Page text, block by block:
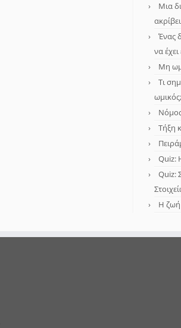
Μια
Ένας
να
Μη
Τι
ωμικός;
Τήξη
Quiz:
Quiz:
Η ζωή